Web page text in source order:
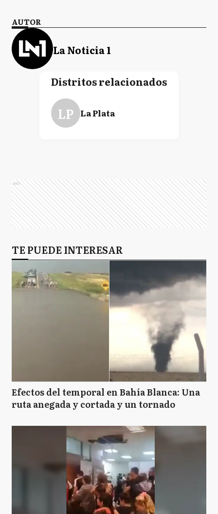
AUTOR
La Noticia 1
Distritos relacionados
LP La Plata
Ads
TE PUEDE INTERESAR
Efectos del temporal en Bahía Blanca: Una
ruta anegada y cortada y un tornado